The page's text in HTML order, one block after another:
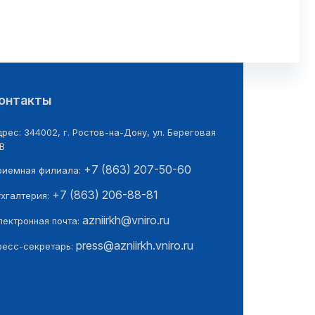
344002, г. Ростов-на-Дону, ул. Береговая
филиала: +7 (863) 207-50-60
+7 (863) 206-88-81
почта: azniirkh@vniro.ru
секретарь: press@azniirkh.vniro.ru